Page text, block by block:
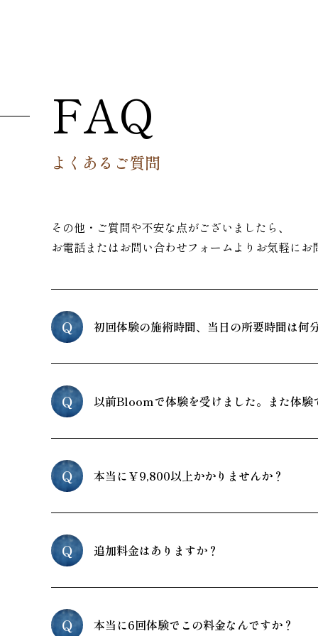
FAQ
よくあるご質問
その他・ご質問や不安な点がございましたら、
お電話またはお問い合わせフォームよりお気軽にお
Q 初回体験の施術時間、当日の所要時間は何
Q 以前Bloomで体験を受けました。また体験
Q 本当に￥9,800以上かかりませんか？
Q 追加料金はありますか？
Q 本当に6回体験でこの料金なんですか？